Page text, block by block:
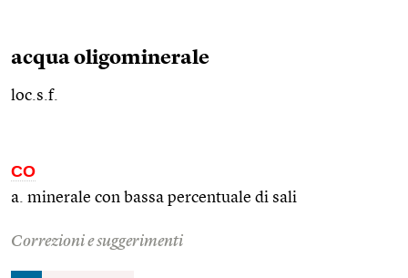
acqua oligominerale
loc.s.f.
CO
a. minerale con bassa percentuale di sali
Correzioni e suggerimenti